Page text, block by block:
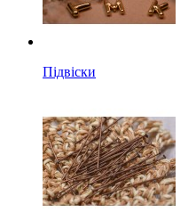
Підвіски